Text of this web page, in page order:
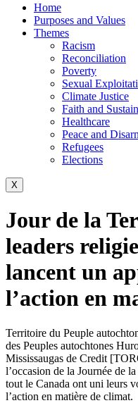
Home
Purposes and Values
Themes
Racism
Reconciliation
Poverty
Sexual
Climate Justice
Faith and
Healthcare
Peace and
Refugees
Elections
X
Jour de la
leaders
lancent un
l’action en
Territoire du Peuple
des Peuples autochtones
Mississaugas de Credit
l’occasion de la Journée de
tout le Canada ont uni leurs
l’action en matière de climat.